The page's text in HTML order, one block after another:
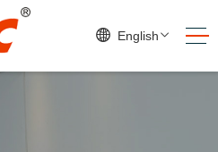
English